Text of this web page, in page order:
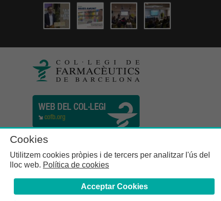
Cookies
Utilitzem cookies pròpies i de tercers per analitzar l'ús del
lloc web. Política de cookies
Acceptar Cookies